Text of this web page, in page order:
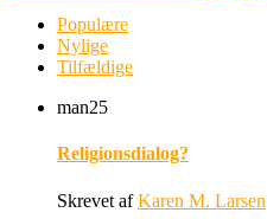
Populære
Nylige
Tilfældige
man25
Religionsdialog?
Skrevet afKaren M. Larsen